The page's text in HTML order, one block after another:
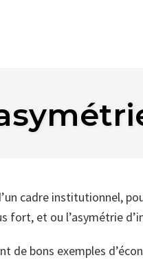
cadre institutionnel,
fort, et ou l’asymétrie
de bons exemples